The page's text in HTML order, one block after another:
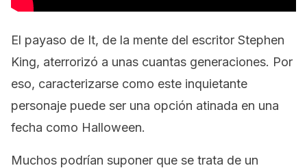
El payaso de It, de la mente del escritor Stephen
King, aterrorizó a unas cuantas generaciones. Por
eso, caracterizarse como este inquietante
personaje puede ser una opción atinada en una
fecha como Halloween.
Muchos podrían suponer que se trata de un